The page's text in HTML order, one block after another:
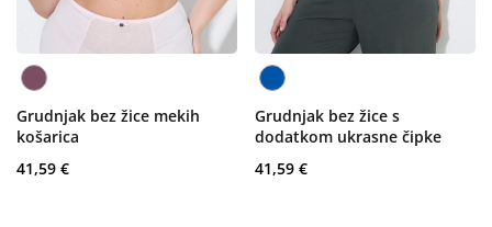
Grudnjak bez žice mekih
košarica
41,59 €
Grudnjak bez žice s
dodatkom ukrasne čipke
41,59 €